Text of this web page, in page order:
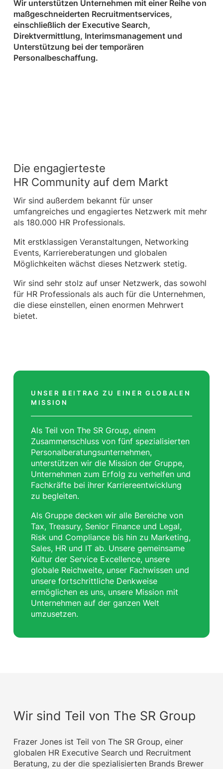
Wir unterstützen Unternehmen mit einer Reihe von
maßgeschneiderten Recruitmentservices,
einschließlich der Executive Search,
Direktvermittlung, Interimsmanagement und
Unterstützung bei der temporären
Personalbeschaffung.
Die engagierteste
HR Community auf dem Markt
Wir sind außerdem bekannt für unser
umfangreiches und engagiertes Netzwerk mit mehr
als 180.000 HR Professionals.
Mit erstklassigen Veranstaltungen, Networking
Events, Karriereberatungen und globalen
Möglichkeiten wächst dieses Netzwerk stetig.
Wir sind sehr stolz auf unser Netzwerk, das sowohl
für HR Professionals als auch für die Unternehmen,
die diese einstellen, einen enormen Mehrwert
bietet.
UNSER BEITRAG ZU EINER GLOBALEN
MISSION
Als Teil von The SR Group, einem
Zusammenschluss von fünf spezialisierten
Personalberatungsunternehmen,
unterstützen wir die Mission der Gruppe,
Unternehmen zum Erfolg zu verhelfen und
Fachkräfte bei ihrer Karriereentwicklung
zu begleiten.
Als Gruppe decken wir alle Bereiche von
Tax, Treasury, Senior Finance und Legal,
Risk und Compliance bis hin zu Marketing,
Sales, HR und IT ab. Unsere gemeinsame
Kultur der Service Excellence, unsere
globale Reichweite, unser Fachwissen und
unsere fortschrittliche Denkweise
ermöglichen es uns, unsere Mission mit
Unternehmen auf der ganzen Welt
umzusetzen.
Wir sind Teil von The SR Group
Frazer Jones ist Teil von The SR Group, einer
globalen HR Executive Search und Recruitment
Beratung, zu der die spezialisierten Brands Brewer